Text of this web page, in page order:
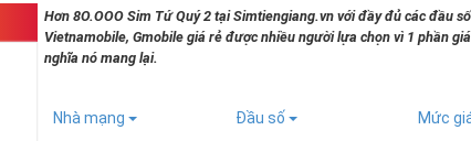
Hơn 8O.OOO Sim Tứ Quý 2 tại Simtiengiang.vn với đầy đủ các đầu
Vietnamobile, Gmobile giá rẻ được nhiều người lựa chọn vì 1 phần
nghĩa nó mang lại.
Nhà mạng Đầu số Mức